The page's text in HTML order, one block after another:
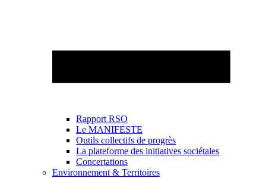
Rapport RSO
Le MANIFESTE
Outils collectifs de progrès
La plateforme des initiatives sociétales
Concertations
Environnement & Territoires